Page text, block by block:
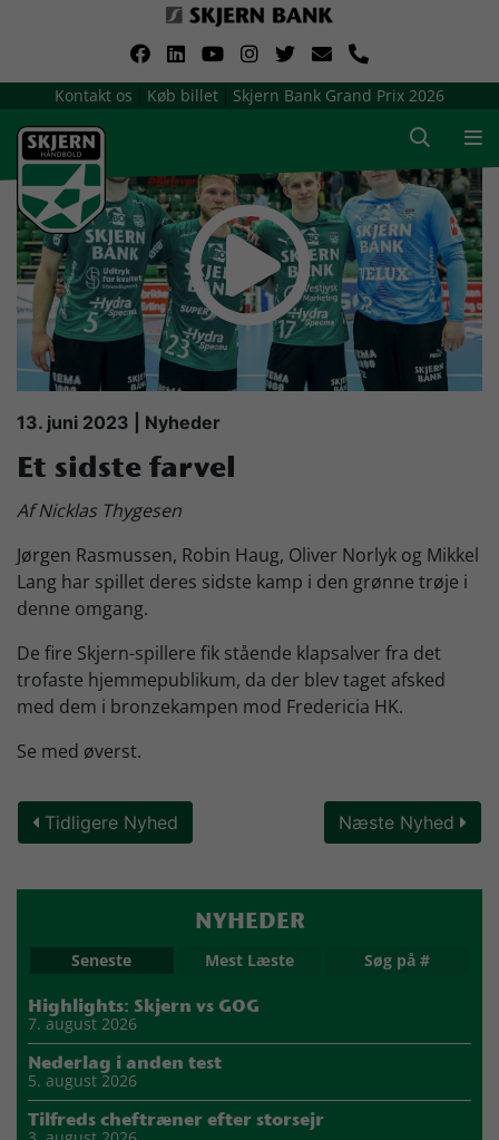
Kontakt os Køb billet Skjern Bank Grand Prix 2026
Om Skjern Håndbold
Ligatruppen
Sponsorer
Billetsalg / sæsonkort
Presse
Samarbejdsklubber
Skjern Bank Grand Prix
Nyhedsbrev
Køb Billet
13. juni 2023 | Nyheder
Et sidste farvel
Af Nicklas Thygesen
Jørgen Rasmussen, Robin Haug, Oliver Norlyk og Mikkel
Lang har spillet deres sidste kamp i den grønne trøje i
denne omgang.
De fire Skjern-spillere fik stående klapsalver fra det
trofaste hjemmepublikum, da der blev taget afsked
med dem i bronzekampen mod Fredericia HK.
Se med øverst.
Tidligere Nyhed Næste Nyhed
NYHEDER
Seneste Mest Læste Søg på #
Highlights: Skjern vs GOG
7. august 2026
Nederlag i anden test
5. august 2026
Tilfreds cheftræner efter storsejr